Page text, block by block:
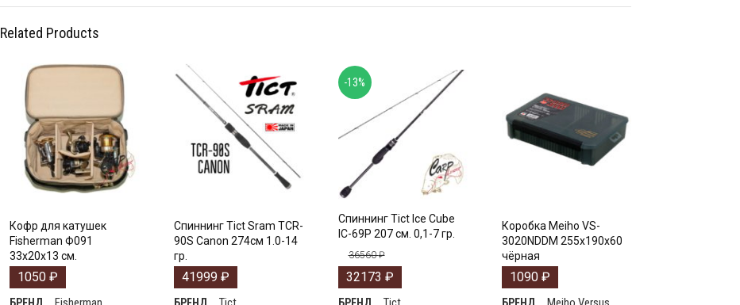
Related Products
Кофр для катушек
Fisherman Ф091
33х20х13 см.
1050 ₽
БРЕНД
Спиннинг Tict Sram TCR-
90S Canon 274см 1.0-14
гр.
41999 ₽
БРЕНД
Спиннинг Tict Ice Cube
IC-69P 207 см. 0,1-7 гр.
36560₽
32173 ₽
БРЕНД
-13%
Коробка Meiho VS-
3020NDDM 255x190x60
чёрная
1090₽
БРЕНД